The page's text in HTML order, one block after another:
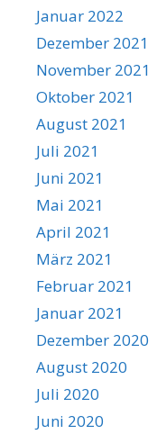
Januar 2022
Dezember 2021
November 2021
Oktober 2021
August 2021
Juli 2021
Juni 2021
Mai 2021
April 2021
März 2021
Februar 2021
Januar 2021
Dezember 2020
August 2020
Juli 2020
Juni 2020